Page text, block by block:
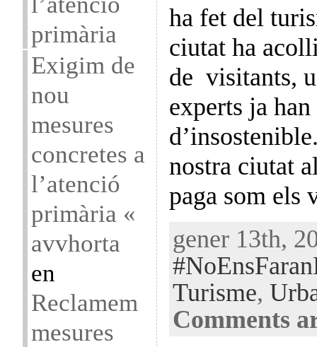
primària
Exigim de
nou
mesures
concretes a
l’atenció
primària «
avvhorta
en
Reclamem
mesures
ha fet del
ciutat ha
de visitants,
experts ja
nostra ciutat
paga som
gener 13th,
Turisme,
Comments